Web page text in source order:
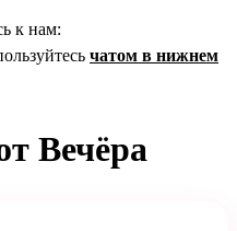
к нам:
чатом в нижнем
Вечёра